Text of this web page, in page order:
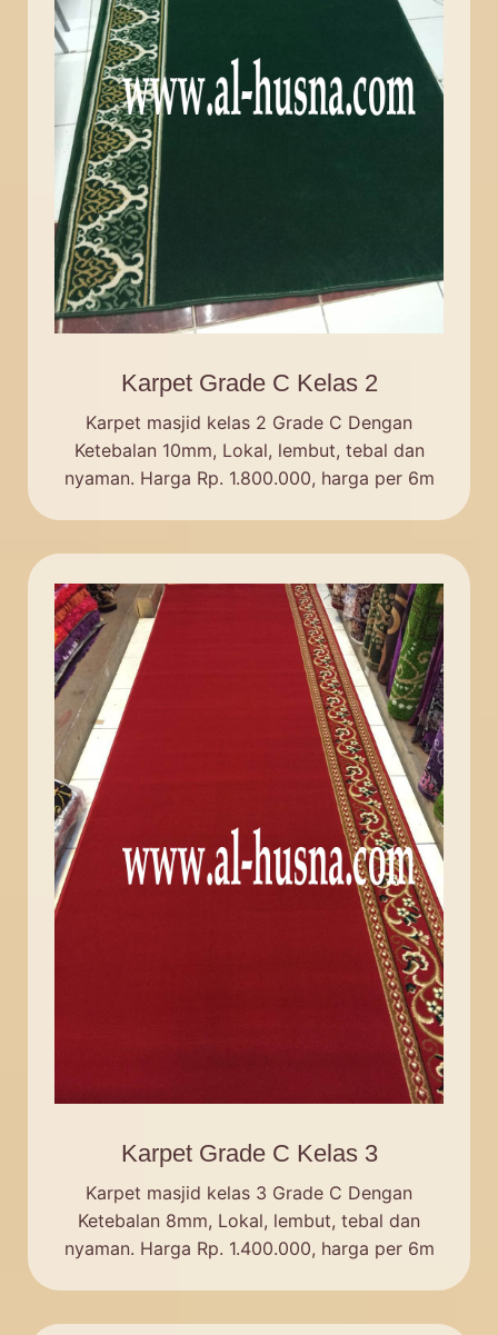
Karpet Grade C Kelas 2
Karpet masjid kelas 2 Grade C Dengan
Ketebalan 10mm, Lokal, lembut, tebal dan
nyaman. Harga Rp. 1.800.000, harga per 6m
Karpet Grade C Kelas 3
Karpet masjid kelas 3 Grade C Dengan
Ketebalan 8mm, Lokal, lembut, tebal dan
nyaman. Harga Rp. 1.400.000, harga per 6m